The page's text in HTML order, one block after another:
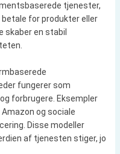
tjenester,
for produkter eller
skaber en stabil
fungerer som
forbrugere. Eksempler
og sociale
Disse modeller
af tjenesten stiger, jo